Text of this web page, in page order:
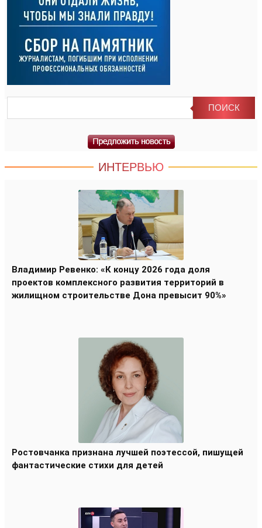
ИНТЕРВЬЮ
Владимир Ревенко: «К концу 2026 года доля
проектов комплексного развития территорий в
жилищном строительстве Дона превысит 90%»
Ростовчанка признана лучшей поэтессой, пишущей
фантастические стихи для детей